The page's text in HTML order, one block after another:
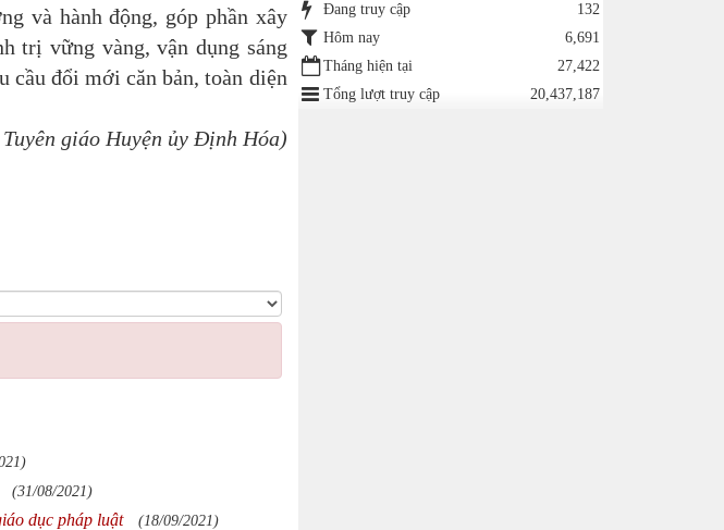
và hành động, góp phần xây
trị vững vàng, vận dụng sáng
cầu đổi mới căn bản, toàn diện
giáo Huyện ủy Định Hóa)
(31/08/2021)
dục pháp luật (18/09/2021)
Đang truy cập
132
Hôm nay
6,691
Tháng hiện tại
27,422
Tổng lượt truy cập
20,437,187